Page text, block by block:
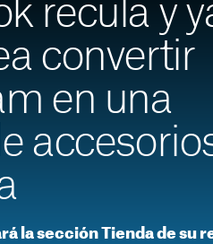
recula y
convertir
en una
la sección Tienda de su